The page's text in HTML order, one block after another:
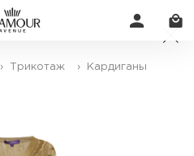
› Трикотаж › Кардиганы